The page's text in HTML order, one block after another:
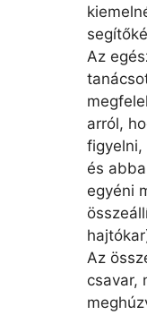
Az
arról,
figyelni,
és
egyéni
Az
csavar,